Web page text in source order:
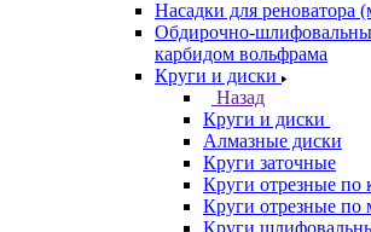
Насадки для реноватора
Обдирочно-
карбидом вольфрама
Круги и диски
Назад
Круги и диски
Алмазные диски
Круги заточные
Круги отрезные по
Круги отрезные по
Круги